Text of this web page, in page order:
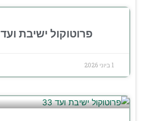
פרוטוקול ישיבת ועד
1 ביוני 2026